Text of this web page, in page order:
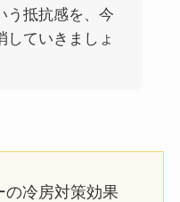
う抵抗感を、今
していきましょ
の冷房対策効果